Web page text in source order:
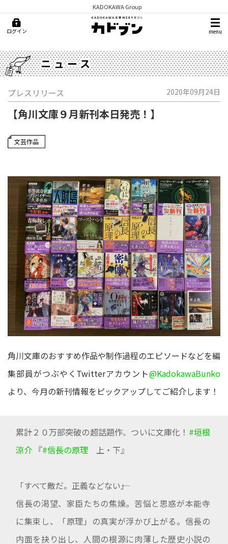
KADOKAWA Group
ログイン menu
ニュース
プレスリリース 2020年09月24日
【角川文庫９月新刊本日発売！】
文芸作品
角川文庫のおすすめ作品や制作過程のエピソードなどを編
集部員がつぶやくTwitterアカウント@KadokawaBunko
より、今月の新刊情報をピックアップしてご紹介します！
累計２０万部突破の超話題作、ついに文庫化！ #垣根
涼介 『#信長の原理 上・下』
「すべて敵だ。正義などない――」
信長の渇望、家臣たちの焦燥。苦悩と思惑が本能寺
に集束し、「原理」の真実が浮かび上がる。信長の
内面を抉り出し、人間の根源に肉薄した歴史小説の